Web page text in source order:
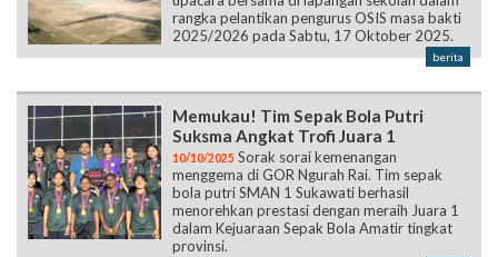
rangka pelantikan pengurus OSIS masa bakti
2025/2026 pada Sabtu, 17 Oktober 2025.
berita
Memukau! Tim Sepak Bola Putri
Suksma Angkat Trofi Juara 1
10/10/2025 Sorak sorai kemenangan
menggema di GOR Ngurah Rai. Tim sepak
bola putri SMAN 1 Sukawati berhasil
menorehkan prestasi dengan meraih Juara 1
dalam Kejuaraan Sepak Bola Amatir tingkat
provinsi.